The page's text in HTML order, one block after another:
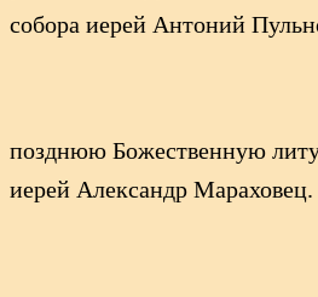
собора иерей Антоний
позднюю Божественную
иерей Александр Мараховец.